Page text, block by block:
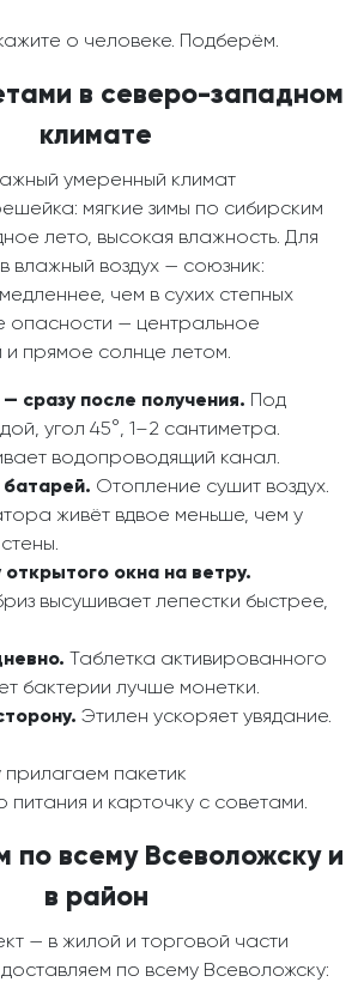
о человеке. Подберём.
в северо-западном
климате
умеренный климат
мягкие зимы по сибирским
лето, высокая влажность. Для
влажный воздух — союзник:
чем в сухих степных
опасности — центральное
и прямое солнце летом.
сразу после получения. Под
угол 45°, 1–2 сантиметра.
водопроводящий канал.
батарей. Отопление сушит воздух.
живёт вдвое меньше, чем у
окна на ветру.
высушивает лепестки быстрее,
Таблетка активированного
бактерии лучше монетки.
Этилен ускоряет увядание.
прилагаем пакетик
питания и карточку с советами.
по всему Всеволожску и
в район
— в жилой и торговой части
по всему Всеволожску: